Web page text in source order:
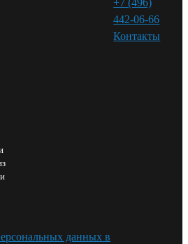
442-06-66
Контакты⁠
данных в